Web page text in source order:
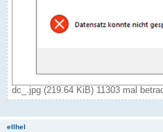
dc_.jpg (219.64 KiB) 11303 mal
ellhel